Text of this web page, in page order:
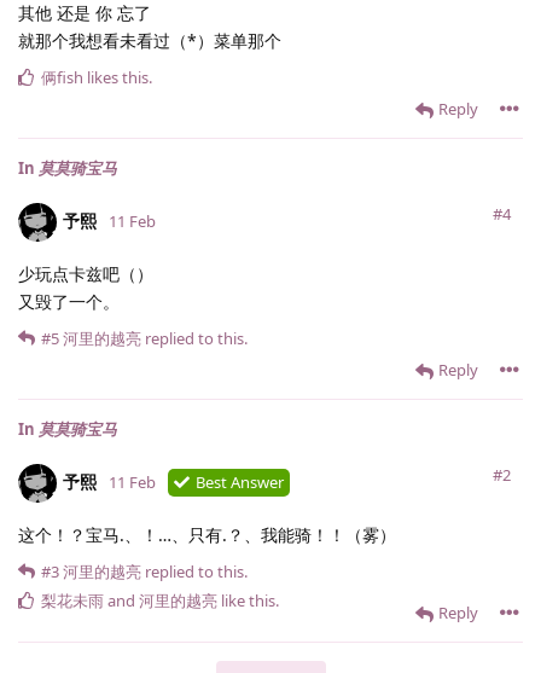
其他 还是 你 忘了
就那个我想看未看过（*）菜单那个
Reply
俩fish likes this.
In 莫莫骑宝马
予熙 #4
11 Feb
少玩点卡兹吧（）
又毁了一个。
Reply
#5河里的越亮 replied to this.
In 莫莫骑宝马
予熙 #2
11 Feb Best Answer
这个！？宝马.、！…、只有.？、我能骑！！（雾）
Reply
#3河里的越亮 replied to this.
梨花未雨and 河里的越亮 like this.